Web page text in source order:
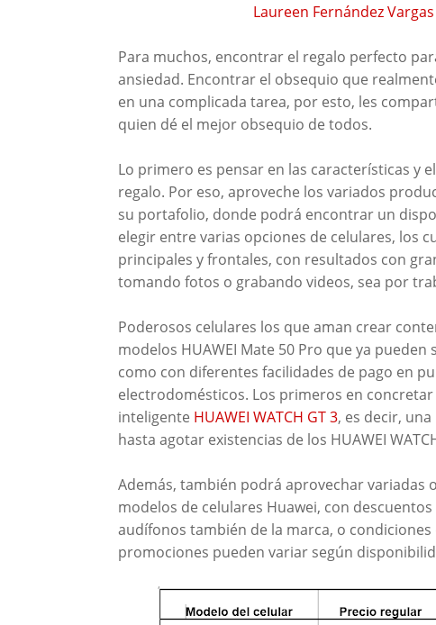
Laureen Fernández
Para muchos, encontrar el regalo perfecto
ansiedad. Encontrar el obsequio que
en una complicada tarea, por esto, les
quien dé el mejor obsequio de todos.
Lo primero es pensar en las características y
regalo. Por eso, aproveche los variados
su portafolio, donde podrá encontrar un
elegir entre varias opciones de celulares, los
principales y frontales, con resultados con
tomando fotos o grabando videos, sea por
Poderosos celulares los que aman crear
modelos HUAWEI Mate 50 Pro que ya
como con diferentes facilidades de pago en
electrodomésticos. Los primeros en
inteligente HUAWEI WATCH GT 3, es decir,
hasta agotar existencias de los HUAWEI
Además, también podrá aprovechar variadas
modelos de celulares Huawei, con
audífonos también de la marca, o condiciones
promociones pueden variar según